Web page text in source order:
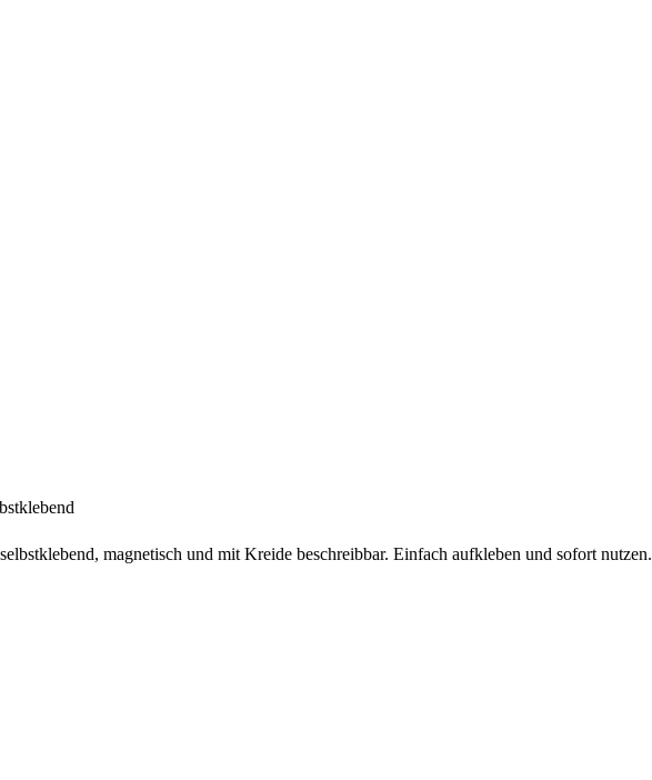
magnetisch und mit Kreide beschreibbar. Einfach aufkleben und sofort nutzen.